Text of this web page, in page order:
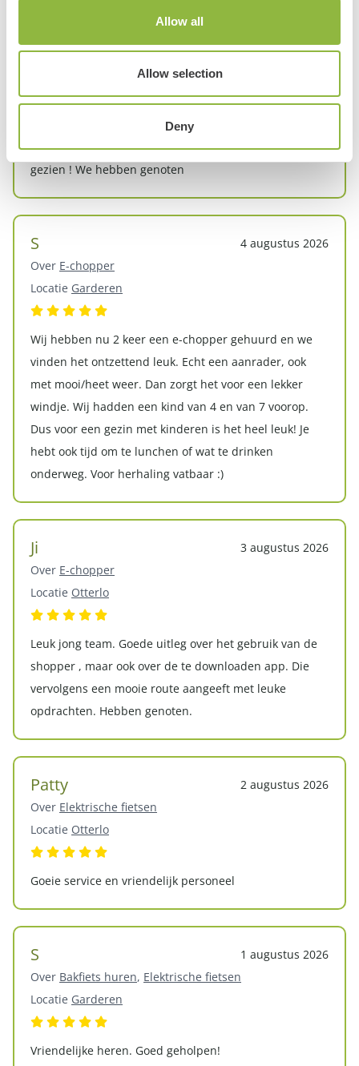
Allow all
Allow selection
Deny
OverElektrische fietsen
Mooie goeie fietsen geleend, afstand van 56 km zonder
problemen met een route van hun. Mooie plekjes
gezien ! We hebben genoten
S
4 augustus 2026
Over E-chopper
Locatie Garderen
Wij hebben nu 2 keer een e-chopper gehuurd en we
vinden het ontzettend leuk. Echt een aanrader, ook
met mooi/heet weer. Dan zorgt het voor een lekker
windje. Wij hadden een kind van 4 en van 7 voorop.
Dus voor een gezin met kinderen is het heel leuk! Je
hebt ook tijd om te lunchen of wat te drinken
onderweg. Voor herhaling vatbaar :)
Ji
3 augustus 2026
Over E-chopper
Locatie Otterlo
Leuk jong team. Goede uitleg over het gebruik van de
shopper , maar ook over de te downloaden app. Die
vervolgens een mooie route aangeeft met leuke
opdrachten. Hebben genoten.
Patty
2 augustus 2026
Over Elektrische fietsen
Locatie Otterlo
Goeie service en vriendelijk personeel
S
1 augustus 2026
Over Bakfiets huren, Elektrische fietsen
Locatie Garderen
Vriendelijke heren. Goed geholpen!